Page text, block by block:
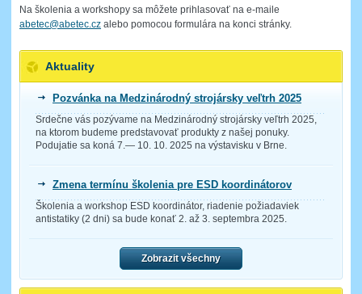
Na školenia a workshopy sa môžete prihlasovať na e-maile
abetec@abetec.cz alebo pomocou formulára na konci stránky.
Aktuality
Pozvánka na Medzinárodný strojársky veľtrh 2025
Srdečne vás pozývame na Medzinárodný strojársky veľtrh 2025,
na ktorom budeme predstavovať produkty z našej ponuky.
Podujatie sa koná 7.— 10. 10. 2025 na výstavisku v Brne.
Zmena termínu školenia pre ESD koordinátorov
Školenia a workshop ESD koordinátor, riadenie požiadaviek
antistatiky (2 dni) sa bude konať 2. až 3. septembra 2025.
Zobrazit všechny